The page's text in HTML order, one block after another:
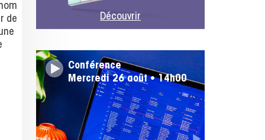
de
Découvrir
Conférence
Mercredi 26 août • 14h00